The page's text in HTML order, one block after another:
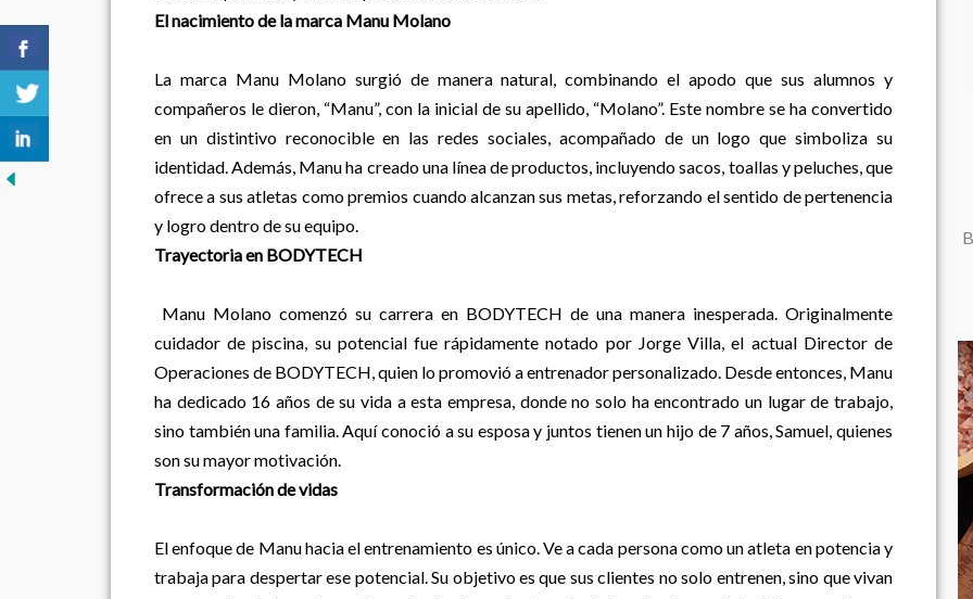
El nacimiento de la marca Manu Molano
La marca Manu Molano surgió de manera natural, combinando el apodo que sus alumnos y
compañeros le dieron, “Manu”, con la inicial de su apellido, “Molano”. Este nombre se ha convertido
en un distintivo reconocible en las redes sociales, acompañado de un logo que simboliza su
identidad. Además, Manu ha creado una línea de productos, incluyendo sacos, toallas y peluches, que
ofrece a sus atletas como premios cuando alcanzan sus metas, reforzando el sentido de pertenencia
y logro dentro de su equipo.
Trayectoria en BODYTECH
Manu Molano comenzó su carrera en BODYTECH de una manera inesperada. Originalmente
cuidador de piscina, su potencial fue rápidamente notado por Jorge Villa, el actual Director de
Operaciones de BODYTECH, quien lo promovió a entrenador personalizado. Desde entonces, Manu
ha dedicado 16 años de su vida a esta empresa, donde no solo ha encontrado un lugar de trabajo,
sino también una familia. Aquí conoció a su esposa y juntos tienen un hijo de 7 años, Samuel, quienes
son su mayor motivación.
Transformación de vidas
El enfoque de Manu hacia el entrenamiento es único. Ve a cada persona como un atleta en potencia y
trabaja para despertar ese potencial. Su objetivo es que sus clientes no solo entrenen, sino que vivan